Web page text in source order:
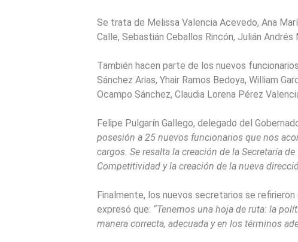
Se trata de Melissa Valencia Acevedo, Ana
Calle, Sebastián Ceballos Rincón, Julián
También hacen parte de los nuevos
Sánchez Arias, Yhair Ramos Bedoya, William
Ocampo Sánchez, Claudia Lorena Pérez
Felipe Pulgarín Gallego, delegado del
posesión a 25 nuevos funcionarios que nos
cargos. Se resalta la creación de la Secretaría
Competitividad y la creación de la nueva
Finalmente, los nuevos secretarios se
expresó que: “Tenemos una hoja de ruta: la
manera correcta, adecuada y en los términos